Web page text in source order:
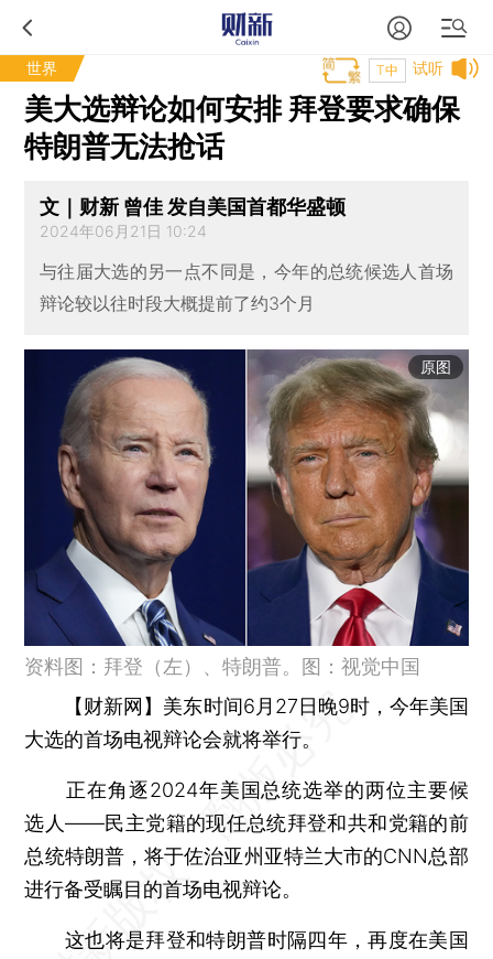
世界 试听
T中
美大选辩论如何安排 拜登要求确保
特朗普无法抢话
文｜财新 曾佳 发自美国首都华盛顿
2024年06月21日 10:24
与往届大选的另一点不同是，今年的总统候选人首场
辩论较以往时段大概提前了约3个月
原图
资料图：拜登（左）、特朗普。图：视觉中国
【财新网】 美东时间6月27日晚9时，今年美国
大选的首场电视辩论会就将举行。
正在角逐2024年美国总统选举的两位主要候
选人——民主党籍的现任总统拜登和共和党籍的前
总统特朗普，将于佐治亚州亚特兰大市的CNN总部
进行备受瞩目的首场电视辩论。
这也将是拜登和特朗普时隔四年，再度在美国